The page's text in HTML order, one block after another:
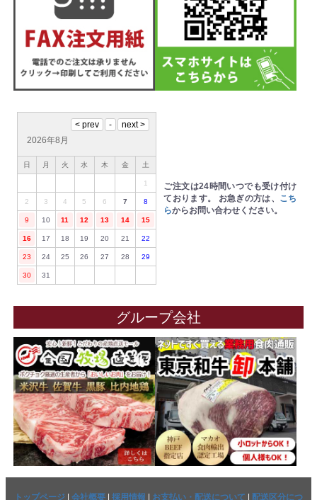
2026年8月
日 月 火 水 木 金 土
1
2 3 4 5 6 7 8
9 10 11 12 13 14 15
16 17 18 19 20 21 22
23 24 25 26 27 28 29
30 31
ご注文は24時間いつでも受け付け
ております。 お急ぎの方は、 こち
らからお問い合わせください。
グループ会社
トップページ 会社概要 採用情報 お支払い・配送について 配送区分につ